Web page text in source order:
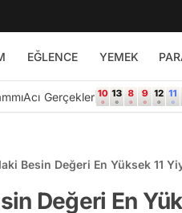
EĞLENCE YEMEK
Acı Gerçekler
Besin Değeri En Yüksek 11
Değeri En